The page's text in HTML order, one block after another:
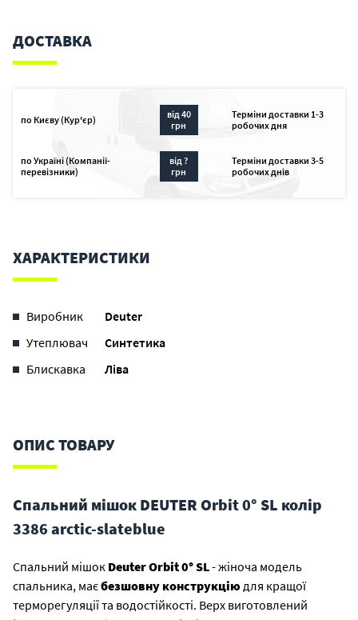
ДОСТАВКА
по Києву (Кур'єр)
від 40
грн
Терміни доставки 1-3
робочих дня
по Україні (Компанії-
перевізники)
від ?
грн
Терміни доставки 3-5
робочих днів
ХАРАКТЕРИСТИКИ
Виробник
Deuter
Утеплювач
Синтетика
Блискавка
Ліва
ОПИС ТОВАРУ
Спальний мішок DEUTER Orbit 0° SL колір
3386 arctic-slateblue
Спальний мішок Deuter Orbit 0° SL- жіноча модель
спальника, маєбезшовну конструкцію для кращої
терморегуляції та водостійкості. Верх виготовлений